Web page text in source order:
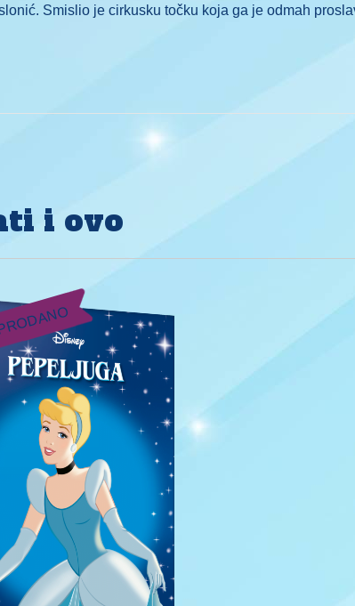
Smislio je cirkusku točku koja ga je odmah
i ovo